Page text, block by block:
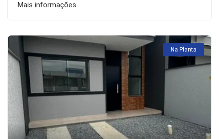
Mais informações
Na Planta